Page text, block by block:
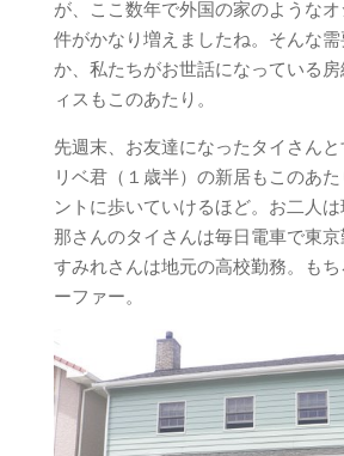
が、ここ数年で外国の家のような
件がかなり増えましたね。そんな
か、私たちがお世話になっている
ィスもこのあたり。
先週末、お友達になったタイさん
リベ君（１歳半）の新居もこのあ
ントに歩いていけるほど。お二人
那さんのタイさんは毎日電車で東
すみれさんは地元の高校勤務。も
ーファー。